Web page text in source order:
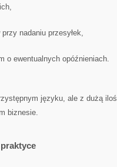
nadaniu przesyłek,
o ewentualnych opóźnieniach.
języku, ale z dużą
biznesie.